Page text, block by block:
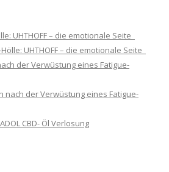
UHTHOFF – die emotionale Seite
Hölle: UHTHOFF – die emotionale Seite
der Verwüstung eines Fatigue-
nach der Verwüstung eines Fatigue-
CBD- Öl Verlosung